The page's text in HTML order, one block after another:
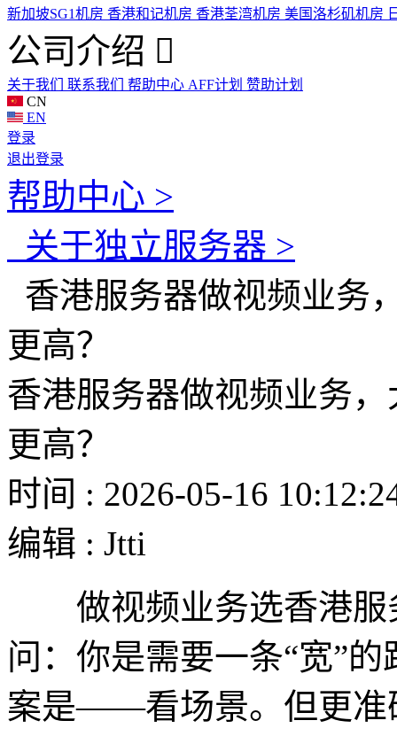
新加坡SG1机房 香港和记机房 香港荃湾机房 美国洛杉矶机房
公司介绍
关于我们 联系我们 帮助中心 AFF计划 赞助计划
CN
EN
登录
退出登录
帮助中心 >
关于独立服务器 >
香港服务器做视频业务
更高？
香港服务器做视频业务
更高？
时间 : 2026-05-16
编辑 : Jtti
做视频业务选香港服
问：你是需要一条“宽”
案是——看场景。但更准